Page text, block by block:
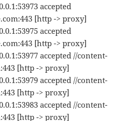
accepted
[http -> proxy]
accepted
[http -> proxy]
accepted //content-
[http -> proxy]
accepted //content-
[http -> proxy]
accepted //content-
[http -> proxy]